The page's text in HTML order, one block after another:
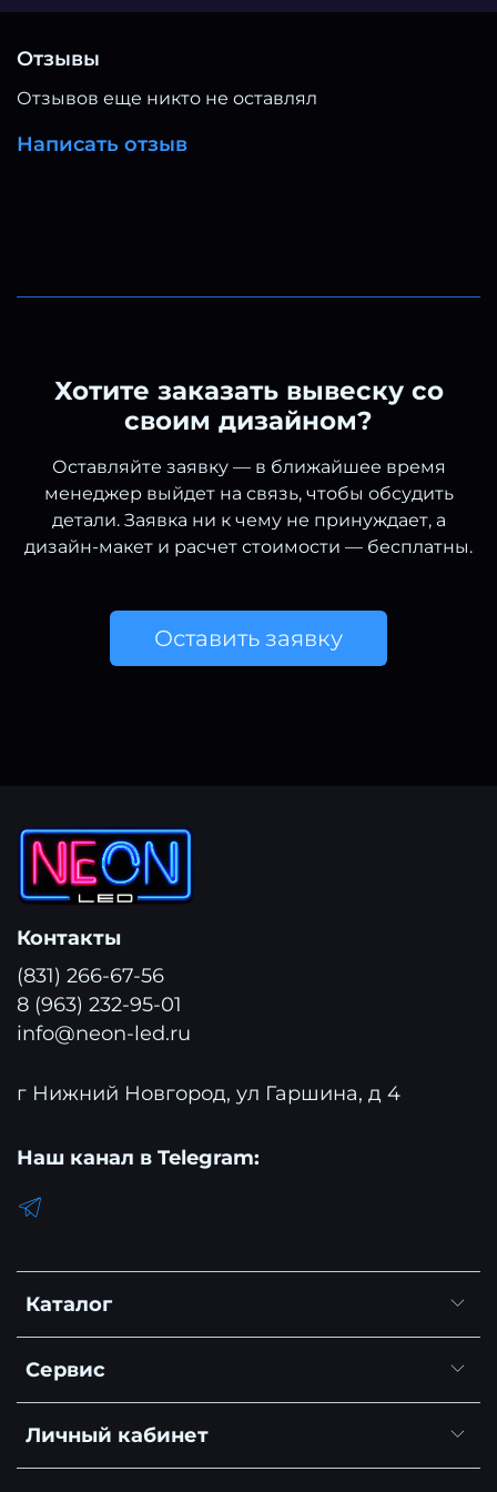
предварительно подготовленную сетку нужного
иллюстрациями представлена на слайдах в
широкая размерная линейка: 200х158, 250х158,
мы предлагаем аналогичный виды
Отзывы
Отзывов еще никто не оставлял
Написать отзыв
Хотите заказать вывеску со
своим дизайном?
Оставляйте заявку — в ближайшее время
менеджер выйдет на связь, чтобы обсудить
детали. Заявка ни к чему не принуждает, а
дизайн-макет и расчет стоимости — бесплатны.
Оставить заявку
Каталог
Сервис
Личный кабинет
Контакты
(831) 266-67-56
8 (963) 232-95-01
info@neon-led.ru
г Нижний Новгород, ул Гаршина, д 4
Наш канал в Telegram: